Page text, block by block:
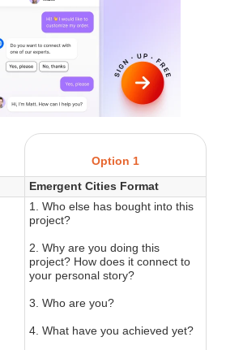
Option 1
Emergent Cities Format
1. Who else has bought into this
project?
2. Why are you doing this
project? How does it connect to
your personal story?
3. Who are you?
4. What have you achieved yet?